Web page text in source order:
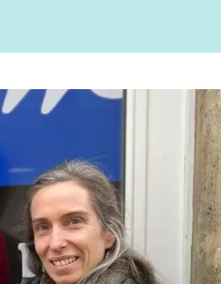
L’aire du matériel
Sensoriel
L’aire de Langage
L’aire de Mathématiques
Le projet pédagogique
de l’Ecole Elémentaire
L’équipe pédagogique
Déroulement d’une
journée
Inscription et tarifs